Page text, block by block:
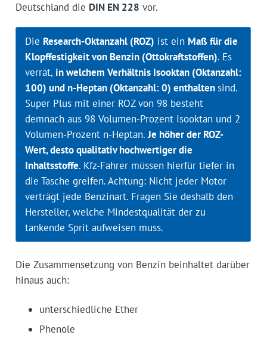
Deutschland die DIN EN 228 vor.
Die Research-Oktanzahl (ROZ) ist ein Maß für die
Klopffestigkeit von Benzin (Ottokraftstoffen). Es
verrät, in welchem Verhältnis Isooktan (Oktanzahl:
100) und n-Heptan (Oktanzahl: 0) enthaltensind.
Super Plus mit einer ROZ von 98 besteht
demnach aus 98 Volumen-Prozent Isooktan und 2
Volumen-Prozent n-Heptan.Je höher der ROZ-
Wert, desto qualitativ hochwertiger die
Inhaltsstoffe. Kfz-Fahrer müssen hierfür tiefer in
die Tasche greifen. Achtung: Nicht jeder Motor
verträgt jede Benzinart. Fragen Sie deshalb den
Hersteller, welche Mindestqualität der zu
tankende Sprit aufweisen muss.
Die Zusammensetzung von Benzin beinhaltet darüber
hinaus auch:
unterschiedliche Ether
Phenole